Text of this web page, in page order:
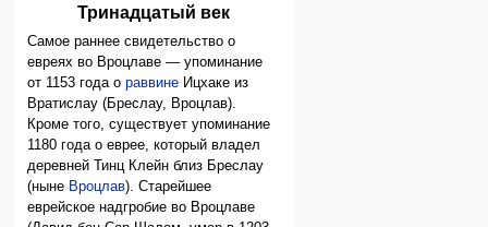
Тринадцатый век
Самое раннее свидетельство о
евреях во Вроцлаве — упоминание
от 1153 года ораввине Ицхаке из
Вратислау (Бреслау, Вроцлав).
Кроме того, существует упоминание
1180 года о еврее, который владел
деревней Тинц Клейн близ Бреслау
(ныне Вроцлав). Старейшее
еврейское надгробие во Вроцлаве